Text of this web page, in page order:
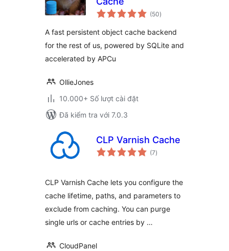
(50tổng
đánh
)
A fast persistent object cache backend
for the rest of us, powered by SQLite and
accelerated by APCu
OllieJones
10.000+ Số lượt cài đặt
Đã kiểm tra với 7.0.3
CLP Varnish Cache
(7tổng
đánh
)
CLP Varnish Cache lets you configure the
cache lifetime, paths, and parameters to
exclude from caching. You can purge
single urls or cache entries by …
CloudPanel